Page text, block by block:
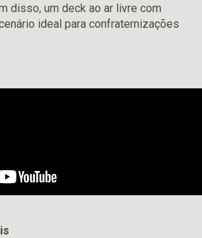
disso, um deck ao ar livre com
ideal para confraternizações